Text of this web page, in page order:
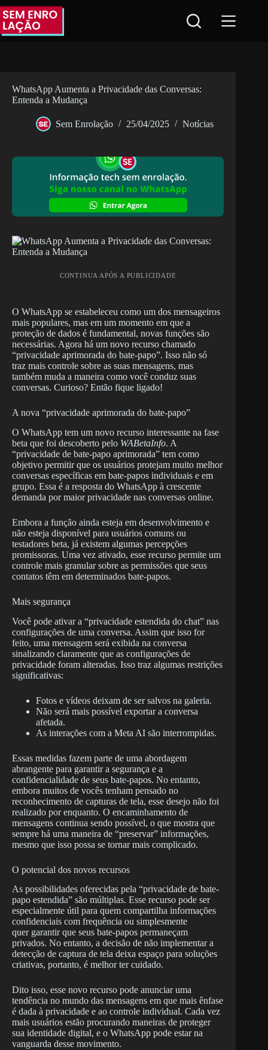
Pular
para
conteúdo
WhatsApp Aumenta a Privacidade das Conversas:
Entenda a Mudança
Sem Enrolação 25/04/2025 Notícias
CONTINUA APÓS A PUBLICIDADE
O WhatsApp se estabeleceu como um dos mensageiros
mais populares, mas em um momento em que a
proteção de dados é fundamental, novas funções são
necessárias. Agora há um novo recurso chamado
“privacidade aprimorada do bate-papo”. Isso não só
traz mais controle sobre as suas mensagens, mas
também muda a maneira como você conduz suas
conversas. Curioso? Então fique ligado!
A nova “privacidade aprimorada do bate-papo”
O WhatsApp tem um novo recurso interessante na fase
beta que foi descoberto pelo WABetaInfo. A
“privacidade de bate-papo aprimorada” tem como
objetivo permitir que os usuários protejam muito melhor
conversas específicas em bate-papos individuais e em
grupo. Essa é a resposta do WhatsApp à crescente
demanda por maior privacidade nas conversas online.
Embora a função ainda esteja em desenvolvimento e
não esteja disponível para usuários comuns ou
testadores beta, já existem algumas percepções
promissoras. Uma vez ativado, esse recurso permite um
controle mais granular sobre as permissões que seus
contatos têm em determinados bate-papos.
Mais segurança
Você pode ativar a “privacidade estendida do chat” nas
configurações de uma conversa. Assim que isso for
feito, uma mensagem será exibida na conversa
sinalizando claramente que as configurações de
privacidade foram alteradas. Isso traz algumas restrições
significativas:
Fotos e vídeos deixam de ser salvos na galeria.
Não será mais possível exportar a conversa
afetada.
As interações com a Meta AI são interrompidas.
Essas medidas fazem parte de uma abordagem
abrangente para garantir a segurança e a
confidencialidade de seus bate-papos. No entanto,
embora muitos de vocês tenham pensado no
reconhecimento de capturas de tela, esse desejo não foi
realizado por enquanto. O encaminhamento de
mensagens continua sendo possível, o que mostra que
sempre há uma maneira de “preservar” informações,
mesmo que isso possa se tornar mais complicado.
O potencial dos novos recursos
As possibilidades oferecidas pela “privacidade de bate-
papo estendida” são múltiplas. Esse recurso pode ser
especialmente útil para quem compartilha informações
confidenciais com frequência ou simplesmente
quer garantir que seus bate-papos permaneçam
privados. No entanto, a decisão de não implementar a
detecção de captura de tela deixa espaço para soluções
criativas, portanto, é melhor ter cuidado.
Dito isso, esse novo recurso pode anunciar uma
tendência no mundo das mensagens em que mais ênfase
é dada à privacidade e ao controle individual. Cada vez
mais usuários estão procurando maneiras de proteger
sua identidade digital, e o WhatsApp pode estar na
vanguarda desse movimento.